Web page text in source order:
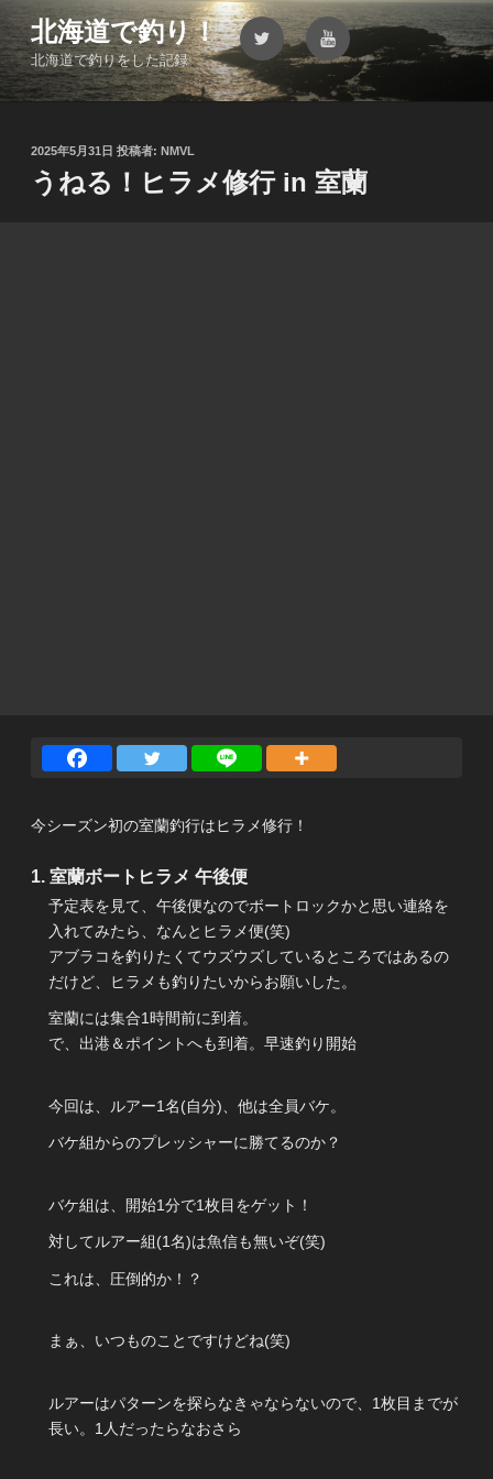
ン
テ
ン
北海道で釣り！
北海道で釣りをした記録
Twitter YouTube
投
稿
日:
2025年5月31日 投稿者: NMVL
うねる！ヒラメ修行 in 室蘭
今シーズン初の室蘭釣行はヒラメ修行！
室蘭ボートヒラメ 午後便
予定表を見て、午後便なのでボートロックかと思い連絡を
入れてみたら、なんとヒラメ便(笑)
アブラコを釣りたくてウズウズしているところではあるの
だけど、ヒラメも釣りたいからお願いした。
室蘭には集合1時間前に到着。
で、出港＆ポイントへも到着。早速釣り開始
今回は、ルアー1名(自分)、他は全員バケ。
バケ組からのプレッシャーに勝てるのか？
バケ組は、開始1分で1枚目をゲット！
対してルアー組(1名)は魚信も無いぞ(笑)
これは、圧倒的か！？
まぁ、いつものことですけどね(笑)
ルアーはパターンを探らなきゃならないので、1枚目までが
長い。1人だったらなおさら